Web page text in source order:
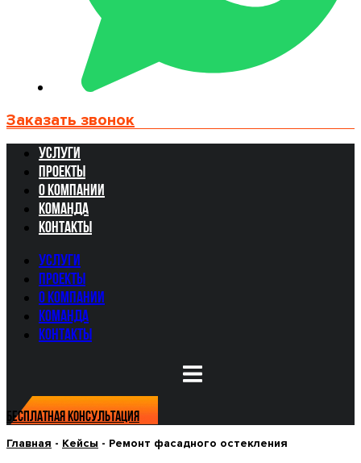
Заказать звонок
Услуги
Проекты
О компании
Команда
Контакты
Услуги
Проекты
О компании
Команда
Контакты
Бесплатная консультация
Главная - Кейсы - Ремонт фасадного остекления